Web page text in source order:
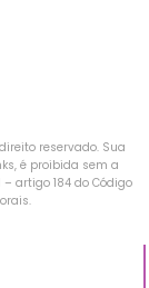
reservado. Sua
é proibida sem a
artigo 184 do Código
.